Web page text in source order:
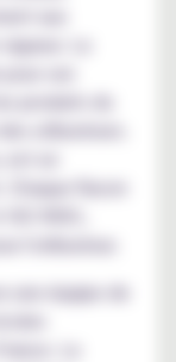
aux
La
produits du
utilisateurs.
un
flacon
l'utilisateur.
équipe de
La